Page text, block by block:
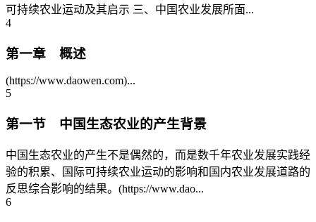
可持续农业运动及其启示 三、中国农业发展所面...
4
第一章 概述
(https://www.daowen.com)...
5
第一节 中国生态农业的产生背景
中国生态农业的产生不是偶然的，而是数千年农业发展实践经
验的积累、国际可持续农业运动的影响和国内农业发展道路的
反思综合影响的结果。(https://www.dao...
6